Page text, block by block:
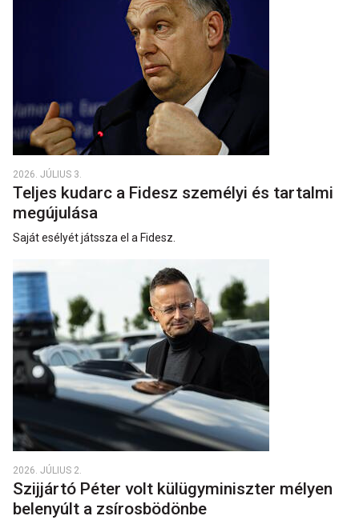
2026. JÚLIUS 3.
Teljes kudarc a Fidesz személyi és tartalmi
megújulása
Saját esélyét játssza el a Fidesz.
2026. JÚLIUS 2.
Szijjártó Péter volt külügyminiszter mélyen
belenyúlt a zsírosbödönbe